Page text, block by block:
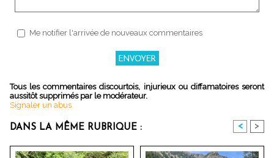
Me notifier l'arrivée de nouveaux commentaires
Tous les commentaires discourtois, injurieux ou diffamatoires seront
aussitôt supprimés par le modérateur.
Signaler un abus
DANS LA MÊME RUBRIQUE : < >